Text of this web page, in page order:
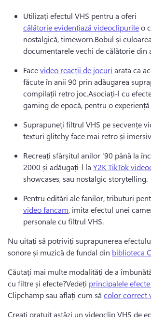
Utilizați efectul VHS pentru a oferi
călătorie evidențiază videoclipurile o
nostalgică, timeworn.Bobul și
documentarele vechi de călătorie din
Face video reacții de jocuri arata ca
făcute în anii 90 prin adăugarea
compilații retro joc.Asociați-l cu
gaming de epocă, pentru o
Suprapuneți filtrul VHS pe secvențe
texturi glitchy face mai retro și
Recreați sfârșitul anilor '90 până la
2000 și adăugați-l la Y2K TikTok
showcases, sau nostalgic storytelling.
Pentru editări ale fanilor, tributuri
video fancam, imita efectul unei
personale cu filtrul VHS.
Nu uitați să potriviți suprapunerea
sonore și muzică de fundal din biblioteca
Căutați mai multe modalități de a
cu filtre și efecte?Vedeți principalele
Clipchamp sau aflați cum să color correct
Creați gratuit astăzi un videoclip VHS de